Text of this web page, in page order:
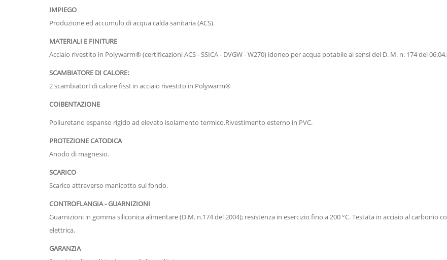
IMPIEGO
Produzione ed accumulo di acqua calda sanitaria (ACS).
MATERIALI E FINITURE
Acciaio rivestito in Polywarm® (certificazioni ACS - SSICA - DVGW - W270) idoneo per acqua potabile ai sensi del D. M. n. 174 del
SCAMBIATORE DI CALORE:
2 scambiatorI di calore fissI in acciaio rivestito in Polywarm®
COIBENTAZIONE
Poliuretano espanso rigido ad elevato isolamento termico.Rivestimento esterno in PVC.
PROTEZIONE CATODICA
Anodo di magnesio.
SCARICO
Scarico attraverso manicotto sul fondo.
CONTROFLANGIA - GUARNIZIONI
Guarnizioni in gomma siliconica alimentare (D.M. n.174 del 2004); resistenza in esercizio fino a 200 °C. Testata in acciaio al
elettrica.
GARANZIA